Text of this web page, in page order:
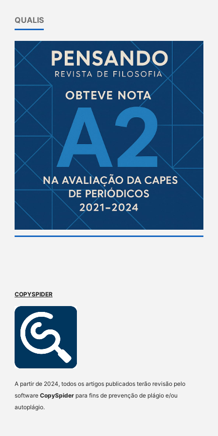
QUALIS
COPYSPIDER
A partir de 2024, todos os artigos publicados terão revisão pelo
software CopySpider para fins de prevenção de plágio e/ou
autoplágio.